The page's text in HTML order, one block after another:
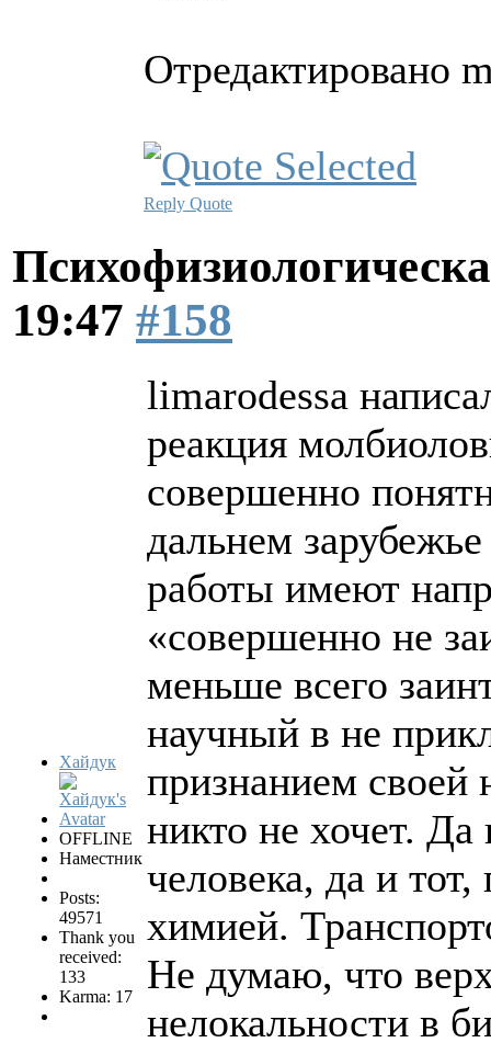
Отредактировано
Reply Quote
19:47 #158
Хайдук
OFFLINE
Наместник
Posts:
49571
Thank you
received:
133
Karma: 17
limarodessa
реакция
совершенно
дальнем
работы имеют
«совершенно не
меньше всего
научный в не
признанием своей
никто не хочет. Да
человека, да и
химией.
Не думаю, что
нелокальности в